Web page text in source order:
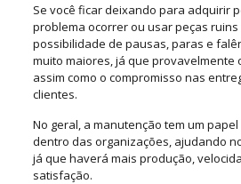
Se você ficar deixando para adquirir
problema ocorrer ou usar peças ruins
possibilidade de pausas, paras e
muito maiores, já que provavelmente
assim como o compromisso nas
clientes.
No geral, a manutenção tem um
dentro das organizações, ajudando
já que haverá mais produção,
satisfação.